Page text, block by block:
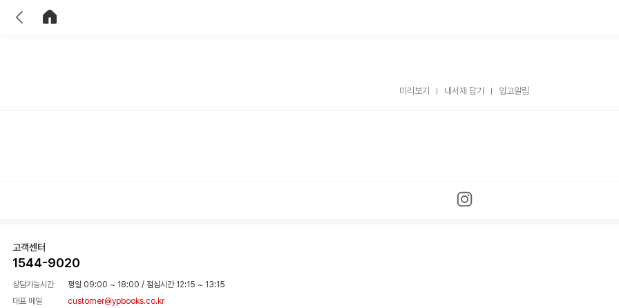
미리보기 내서재 담기 입고알림
고객센터
1544-9020
상담가능시간 평일 09:00 ~ 18:00 / 점심시간 12:15 ~ 13:15
대표 메일
customer@ypbooks.co.kr